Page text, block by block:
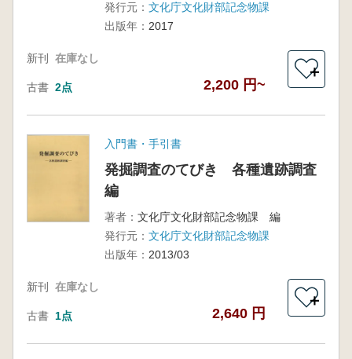
発行元： 文化庁文化財部記念物課
出版年： 2017
新刊 在庫なし
古書 2点 2,200 円~
＋
入門書・手引書
発掘調査のてびき 各種遺跡調査
編
著者： 文化庁文化財部記念物課 編
発行元： 文化庁文化財部記念物課
出版年： 2013/03
新刊 在庫なし
古書 1点 2,640 円
＋